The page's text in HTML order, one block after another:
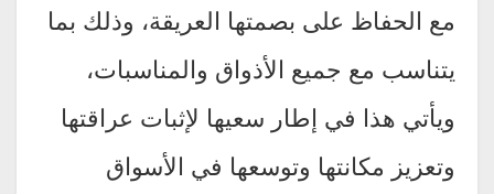
مع الحفاظ على بصمتها العريقة، وذلك بما
يتناسب مع جميع الأذواق والمناسبات،
ويأتي هذا في إطار سعيها لإثبات عراقتها
وتعزيز مكانتها وتوسعها في الأسواق